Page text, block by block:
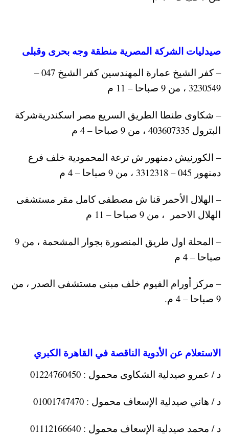
صيدليات الشركة المصرية منطقة وجه بحرى وقبلى
– كفر الشيخ عمارة المهندسين كفر الشيخ 047 –
3230549 ، من 9 صباحا – 11 م
– شكاوى طنطا الطريق السريع مصر اسكندريةشركة
البترول 403607335 ، من 9 صباحا – 4 م
– الكورنيش دمنهور ش ترعة المحمودية خلف فرع
دمنهور 045 – 3312318 ، من 9 صباحا – 4 م
– الهلال الأحمر قنا ش مصطفى كامل مقر مستشفى
الهلال الاحمر ، من 9 صباحا – 11 م
– المحلة اول طريق المنصورة بجوار المشحمة ، من 9
صباحا – 4 م
– مركز أورام الفيوم خلف مبنى مستشفى الصدر ، من
9 صباحا – 4 م.
الاستعلام عن الأدوية الناقصة في القاهرة الكبري
د / عمرو صيدلية الشكاوى محمول : 01224760450
د / هاني صيدلية الإسعاف محمول : 01001747470
د / محمد صيدلية الإسعاف محمول : 01112166640